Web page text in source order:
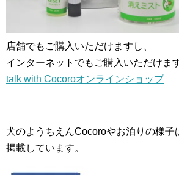
店舗でもご購入いただけますし、
インターネットでもご購入いただけます
talk with Cocoroオンラインショップ
犬のようちえんCocoroやお泊りの様子
掲載しています。